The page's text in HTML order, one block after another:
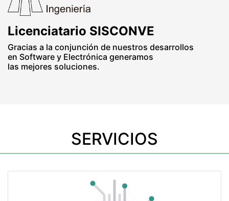
Licenciatario SISCONVE
Gracias a la conjunción de nuestros desarrollos
en Software y Electrónica generamos
las mejores soluciones.
SERVICIOS